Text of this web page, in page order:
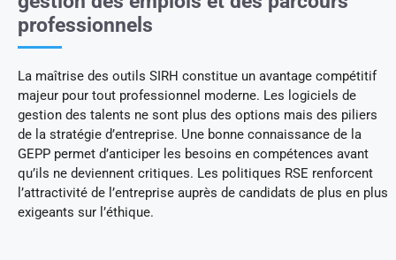
professionnels
La maîtrise des outils SIRH constitue un avantage compétitif
majeur pour tout professionnel moderne. Les logiciels de
gestion des talents ne sont plus des options mais des piliers
de la stratégie d’entreprise. Une bonne connaissance de la
GEPP permet d’anticiper les besoins en compétences avant
qu’ils ne deviennent critiques. Les politiques RSE renforcent
l’attractivité de l’entreprise auprès de candidats de plus en plus
exigeants sur l’éthique.